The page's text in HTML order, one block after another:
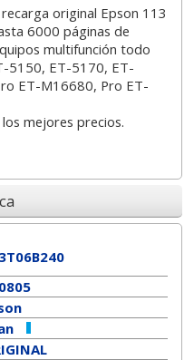
original Epson 113
6000 páginas de
multifunción todo
5150, ET-5170, ET-
ET-M16680, Pro ET-
mejores precios.